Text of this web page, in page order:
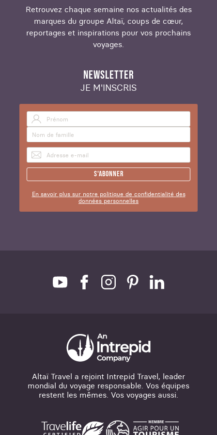
Retrouvez chaque semaine nos actualités des
marques du groupe Altaï, coups de cœur,
reportages et inspirations pour vos prochains
voyages.
NEWSLETTER
JE M'INSCRIS
S'abonner
En savoir plus sur notre politique de confidentialité des
données personnelles
Altaï Travel a rejoint Intrepid Travel, leader
mondial du voyage responsable. Vos équipes
restent les mêmes. Vos voyages aussi.